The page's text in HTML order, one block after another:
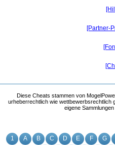
1 A B C D E F G
[Partner-
Diese Cheats stammen von
urheberrechtlich wie wettbewerbsrechtlich
eigene